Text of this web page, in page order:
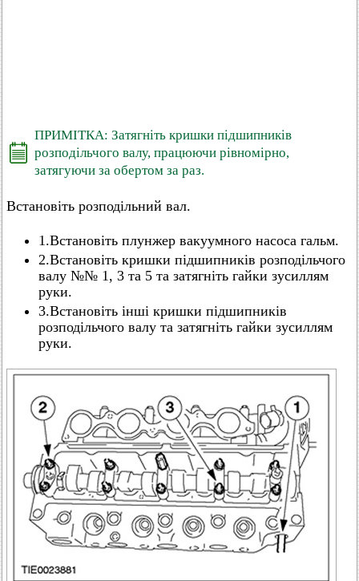
ПРИМІТКА: Затягніть кришки підшипників
розподільчого валу, працюючи рівномірно,
затягуючи за обертом за раз.
Встановіть розподільний вал.
1.Встановіть плунжер вакуумного насоса гальм.
2.Встановіть кришки підшипників розподільчого
валу №№ 1, 3 та 5 та затягніть гайки зусиллям
руки.
3.Встановіть інші кришки підшипників
розподільчого валу та затягніть гайки зусиллям
руки.